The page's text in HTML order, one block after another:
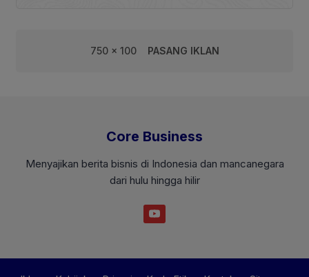
750 x 100 PASANG IKLAN
Core Business
Menyajikan berita bisnis di Indonesia dan mancanegara
dari hulu hingga hilir